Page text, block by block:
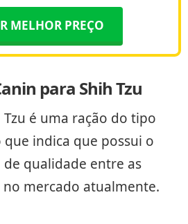
MELHOR PREÇO
para Shih Tzu
Tzu é uma ração do tipo
que indica que possui o
qualidade entre as
mercado atualmente.